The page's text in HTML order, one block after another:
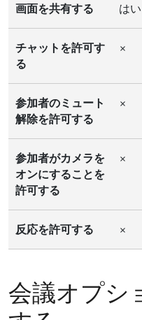
画面を共有する はい
チャットを許可す
る
×
参加者のミュート
解除を許可する
×
参加者がカメラを
オンにすることを
許可する
×
反応を許可する ×
会議オプシ